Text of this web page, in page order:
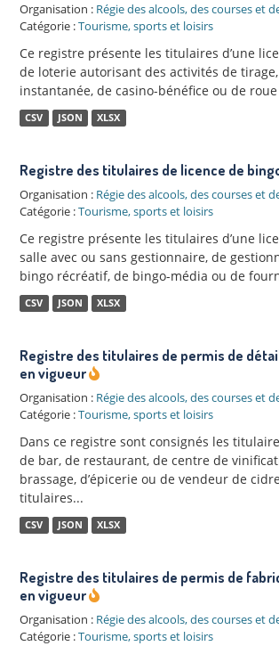
Organisation : Régie des alcools, des courses et
Catégorie :Tourisme, sports et loisirs
Ce registre présente les titulaires d’une
de loterie autorisant des activités de
instantanée, de casino-bénéfice ou de
CSV JSON XLSX
Registre des titulaires de licence de
Organisation : Régie des alcools, des courses et
Catégorie :Tourisme, sports et loisirs
Ce registre présente les titulaires d’une
salle avec ou sans gestionnaire, de
bingo récréatif, de bingo-média ou de
CSV JSON XLSX
Registre des titulaires de permis de
en vigueur
Organisation : Régie des alcools, des courses et
Catégorie :Tourisme, sports et loisirs
Dans ce registre sont consignés les
de bar, de restaurant, de centre de
brassage, d’épicerie ou de vendeur de
titulaires...
CSV JSON XLSX
Registre des titulaires de permis de
en vigueur
Organisation : Régie des alcools, des courses et
Catégorie :Tourisme, sports et loisirs